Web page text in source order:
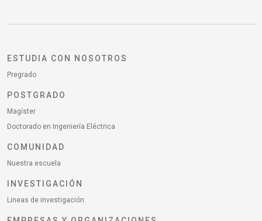
ESTUDIA CON NOSOTROS
Pregrado
POSTGRADO
Magíster
Doctorado en Ingeniería Eléctrica
COMUNIDAD
Nuestra escuela
INVESTIGACIÓN
Lineas de investigación